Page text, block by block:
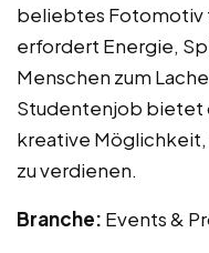
beliebtes Fotomotiv
erfordert Energie,
Menschen zum
Studentenjob bietet
kreative
zu verdienen.
Branche: Events &